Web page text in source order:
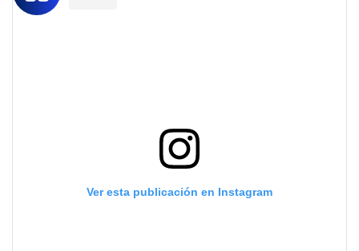
Ver esta publicación en Instagram